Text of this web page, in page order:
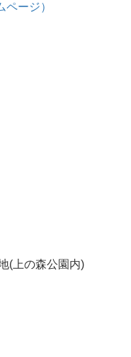
(上の森公園内)